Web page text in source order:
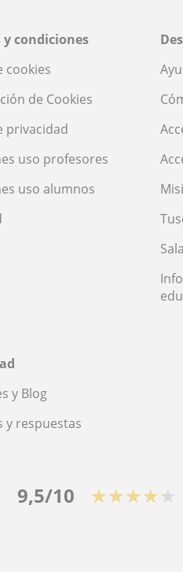
condiciones
cookies
de Cookies
privacidad
uso profesores
uso alumnos
y Blog
y respuestas
9,5/10 ★★★★★